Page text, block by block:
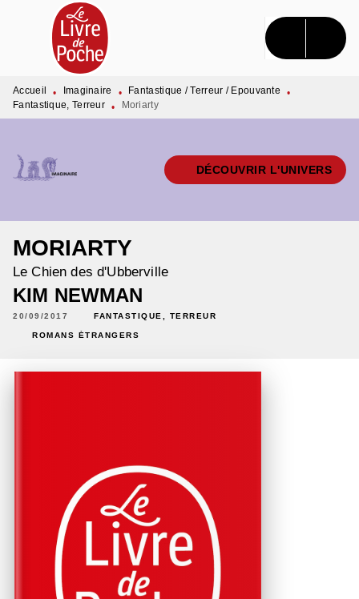
MENU RECHERCHE CONTENU
PIED DE PAGE
Accueil • Imaginaire • Fantastique / Terreur / Epouvante
•
Fantastique, Terreur • Moriarty
DÉCOUVRIR L'UNIVERS
MORIARTY
Le Chien des d'Ubberville
KIM NEWMAN
20/09/2017 FANTASTIQUE, TERREUR
ROMANS ÉTRANGERS